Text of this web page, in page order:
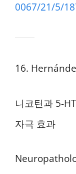
0067/21/5/
16.
니코틴과 5-
자극 효과